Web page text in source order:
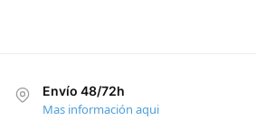
Envío 48/72h
Mas información aqui